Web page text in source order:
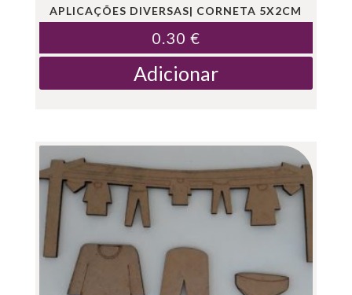
APLICAÇÕES DIVERSAS| CORNETA 5X2CM
0.30 €
Adicionar